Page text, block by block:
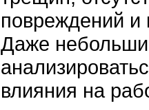
повреждений и
Даже
влияния на